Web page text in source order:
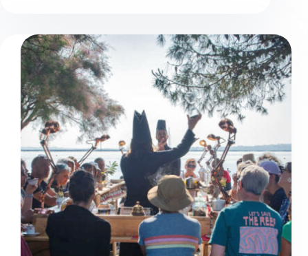
air
latino
les
28
et
29
juin